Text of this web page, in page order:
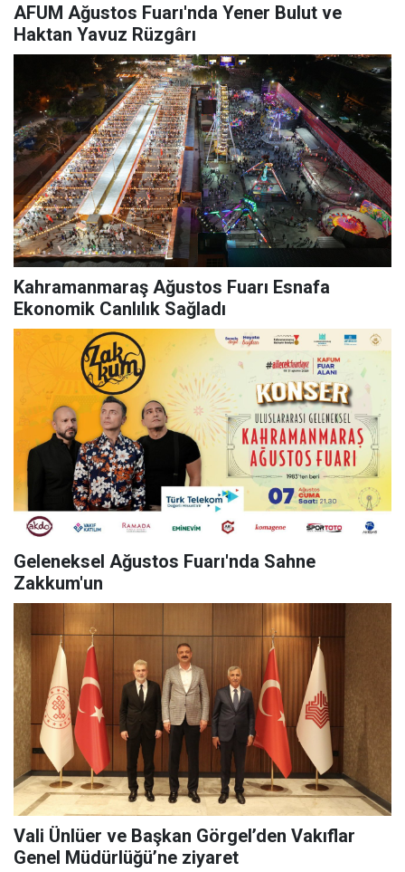
AFUM Ağustos Fuarı'nda Yener Bulut ve
Haktan Yavuz Rüzgârı
Kahramanmaraş Ağustos Fuarı Esnafa
Ekonomik Canlılık Sağladı
Geleneksel Ağustos Fuarı'nda Sahne
Zakkum'un
Vali Ünlüer ve Başkan Görgel’den Vakıflar
Genel Müdürlüğü’ne ziyaret